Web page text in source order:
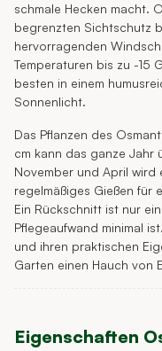
schmale Hecken macht.
begrenzten Sichtschutz
hervorragenden
Temperaturen bis zu -15
besten in einem
Sonnenlicht.
Das Pflanzen des
cm kann das ganze Jahr
November und April wird
regelmäßiges Gießen für
Ein Rückschnitt ist nur
Pflegeaufwand minimal
und ihren praktischen
Garten einen Hauch von
Eigenschaften